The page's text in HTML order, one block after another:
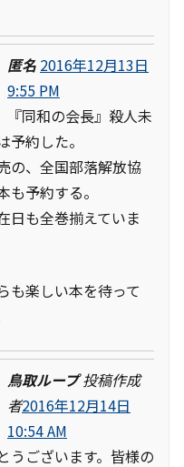
匿名 2016年12月13日
9:55 PM
『同和の会長』殺人未
予約した。
の、全国部落解放協
も予約する。
日も全巻揃えていま
も楽しい本を待って
鳥取ループ 投稿作成
者2016年12月14日
10:54 AM
うございます。皆様の